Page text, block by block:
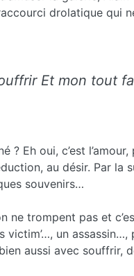
drolatique qui
Et mon tout
? Eh oui, c’est
au désir. Par la
souvenirs…
ne trompent pas et
un
aussi avec souffrir,